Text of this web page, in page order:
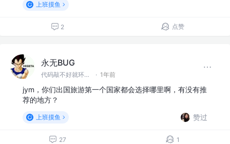
上班摸鱼
2 点赞
永无BUG
代码敲不好就环游世界！ · 1年前
jym，你们出国旅游第一个国家都会选择哪里啊，有没有推
荐的地方？
上班摸鱼 赞过
27 1